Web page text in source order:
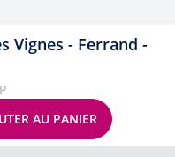
Vignes - Ferrand -
AU PANIER